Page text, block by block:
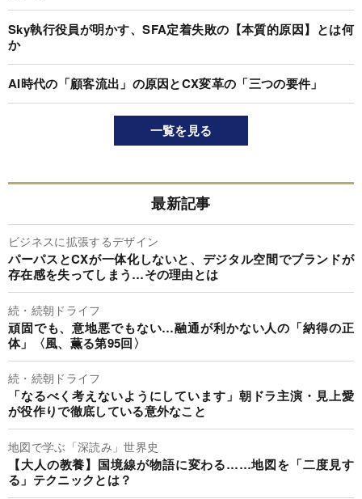
Sky執行役員が明かす、SFA定着失敗の【本質的原因】とは何
か
AI時代の「顧客流出」の原因とCX変革の「三つの要件」
一覧を見る
最新記事
ビジネスに拡張するデザイン
パーパスとCXが一体化しないと、デジタル空間でブランドが
存在感を失ってしまう…その理由とは
続・続朝ドライフ
頑固でも、意地悪でもない…融通が利かない人の「納得の正
体」〈風、薫る第95回〉
続・続朝ドライフ
「なるべく考えないようにしています」朝ドラ主演・見上愛
が役作りで徹底している意外なこと
地図で学ぶ「深読み」世界史
【大人の教養】国境線が物語に変わる……地図を「二度見す
る」テクニックとは？